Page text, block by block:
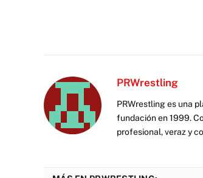
PRWrestling
PRWrestling es una
fundación en 1999.
profesional, veraz y